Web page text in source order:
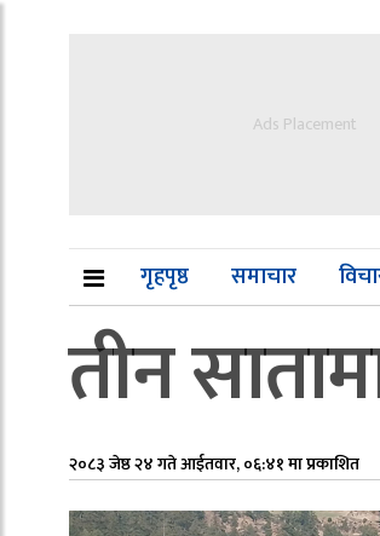
Ads Placement
गृहपृष्ठ समाचार
तीन
२०८३ जेष्ठ २४ गते आईतवार, ०६:४१ मा प्रकाशित